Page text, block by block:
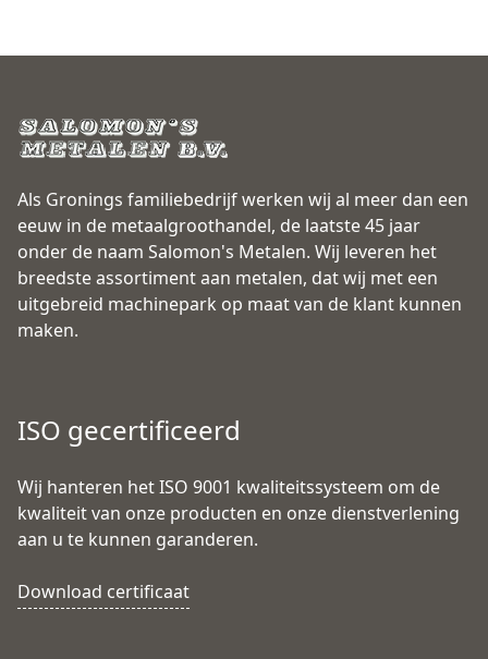
Als Gronings familiebedrijf werken wij al meer dan een
eeuw in de metaalgroothandel, de laatste 45 jaar
onder de naam Salomon's Metalen. Wij leveren het
breedste assortiment aan metalen, dat wij met een
uitgebreid machinepark op maat van de klant kunnen
maken.
ISO gecertificeerd
Wij hanteren het ISO 9001 kwaliteitssysteem om de
kwaliteit van onze producten en onze dienstverlening
aan u te kunnen garanderen.
Download certificaat